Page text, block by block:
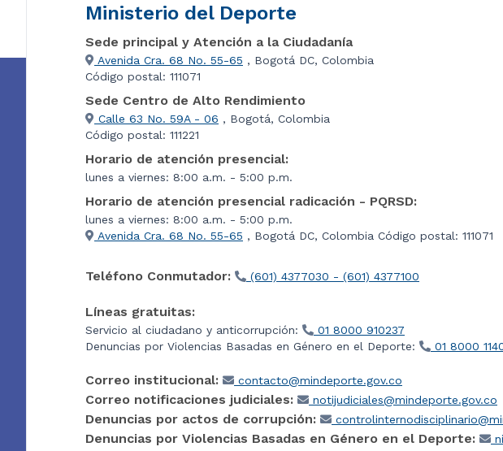
Ministerio del Deporte
Sede principal y Atención a la Ciudadanía
Avenida Cra. 68 No. 55-65 , Bogotá DC, Colombia
Código postal: 111071
Sede Centro de Alto Rendimiento
Calle 63 No. 59A - 06 , Bogotá, Colombia
Código postal: 111221
Horario de atención presencial:
lunes a viernes: 8:00 a.m. - 5:00 p.m.
Horario de atención presencial radicación - PQRSD:
lunes a viernes: 8:00 a.m. - 5:00 p.m.
Avenida Cra. 68 No. 55-65 , Bogotá DC, Colombia Código postal: 111071
Teléfono Conmutador: (601) 4377030 - (601) 4377100
Líneas gratuitas:
Servicio al ciudadano y anticorrupción:
01 8000 910237
Denuncias por Violencias Basadas en Género en el Deporte:
01 8000
Correo institucional: contacto@mindeporte.gov.co
Correo notificaciones judiciales: notijudiciales@mindeporte.gov.co
Denuncias por actos de corrupción:
Denuncias por Violencias Basadas en Género en el Deporte: